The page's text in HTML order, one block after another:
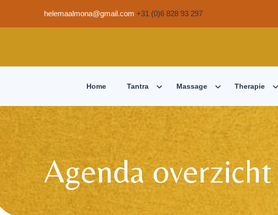
helemaalmona@gmail.com +31 (0)6 828 93 297
Home Tantra Massage Therapie
Agenda overzicht